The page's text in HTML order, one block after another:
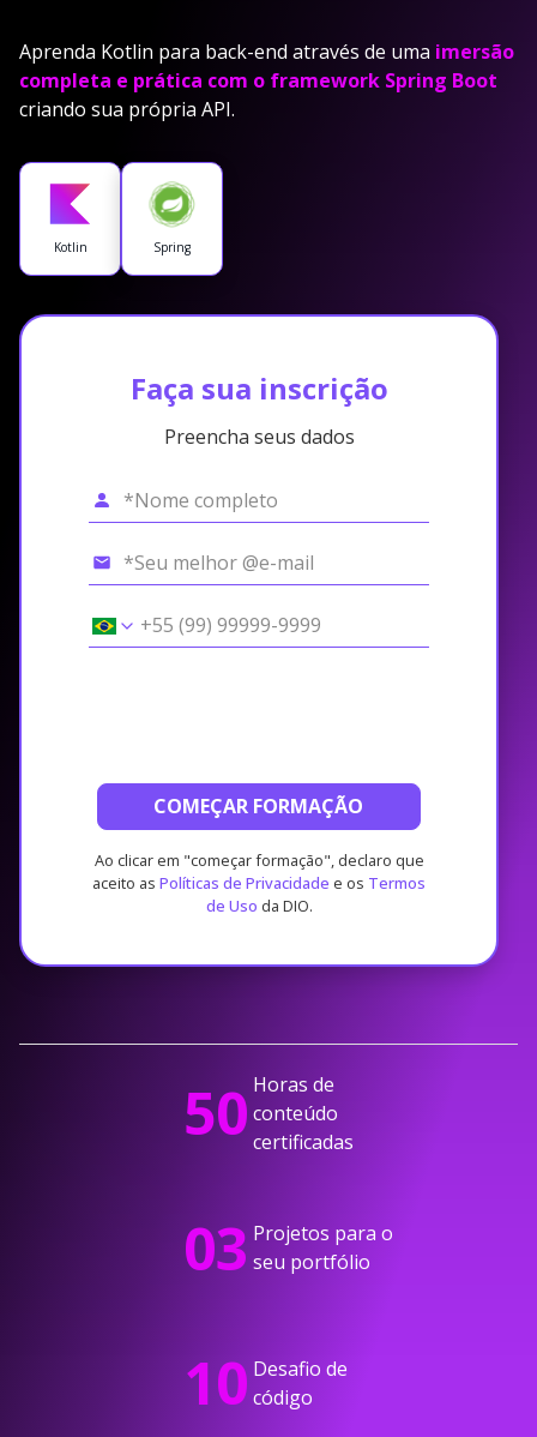
Aprenda Kotlin para back-end através de uma imersão
completa e prática com o framework Spring Boot
criando sua própria API.
Kotlin Spring
Faça sua inscrição
Preencha seus dados
COMEÇAR FORMAÇÃO
Ao clicar em "começar formação", declaro que
aceito as Políticas de Privacidade e os Termos
de Uso da DIO.
50 Horas de
conteúdo
certificadas
03 Projetos para o
seu portfólio
10 Desafio de
código